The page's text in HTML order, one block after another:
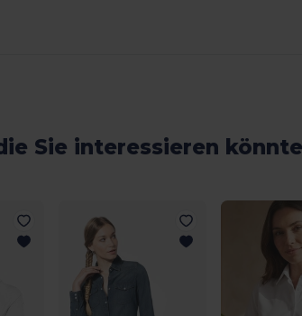
Sie interessieren